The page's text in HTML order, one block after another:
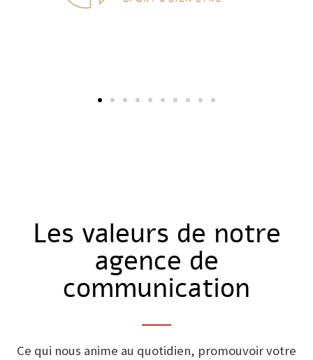
Les valeurs de notre
agence de
communication
Ce qui nous anime au quotidien, promouvoir votre